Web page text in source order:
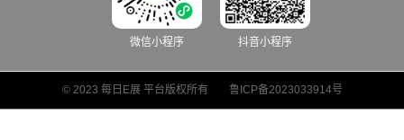
微信小程序 抖音小程序
© 2023 每日E展 平台版权所有 鲁ICP备2023033914号